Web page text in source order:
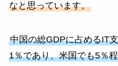
なと思っています。
中国の総GDPに占めるIT
1％であり、米国でも5％